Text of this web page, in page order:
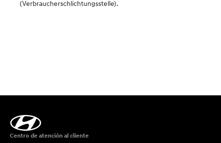
(Verbraucherschlichtungsstelle).
Centro de atención al cliente